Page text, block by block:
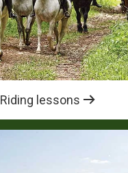
Riding lessons